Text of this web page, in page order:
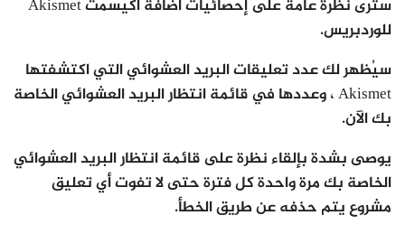
سترى نظرة عامة على إحصائيات اضافة اكيسمت Akismet
للوردبريس.
سيُظهر لك عدد تعليقات البريد العشوائي التي اكتشفتها
Akismet ، وعددها في قائمة انتظار البريد العشوائي الخاصة
بك الآن.
يوصى بشدة بإلقاء نظرة على قائمة انتظار البريد العشوائي
الخاصة بك مرة واحدة كل فترة حتى لا تفوت أي تعليق
مشروع يتم حذفه عن طريق الخطأ.